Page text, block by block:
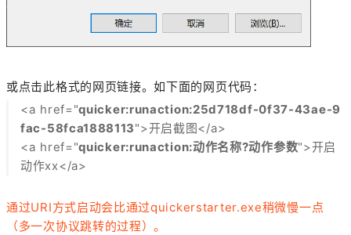
或点击此格式的网页链接。如下面的网页代码：
<a href="quicker:runaction:25d718df-0f37-43ae-9
fac-58fca1888113">开启截图</a>
<a href="quicker:runaction:动作名称?动作参数">开启
动作xx</a>
通过URI方式启动会比通过quickerstarter.exe稍微慢一点
（多一次协议跳转的过程）。